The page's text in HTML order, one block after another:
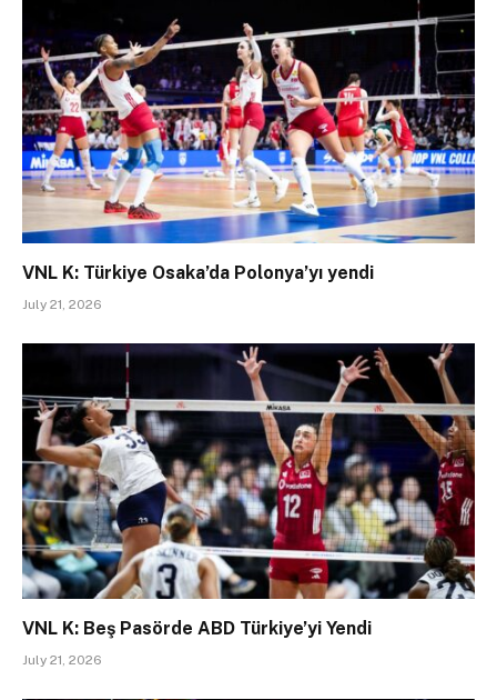
VNL K: Türkiye Osaka’da Polonya’yı yendi
July 21, 2026
VNL K: Beş Pasörde ABD Türkiye’yi Yendi
July 21, 2026